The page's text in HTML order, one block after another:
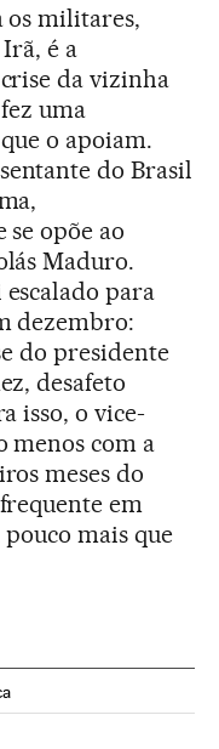
os militares,
é a
da vizinha
uma
o apoiam.
do Brasil
se opõe ao
Maduro.
para
dezembro:
do presidente
desafeto
isso, o vice-
menos com a
meses do
em
mais que